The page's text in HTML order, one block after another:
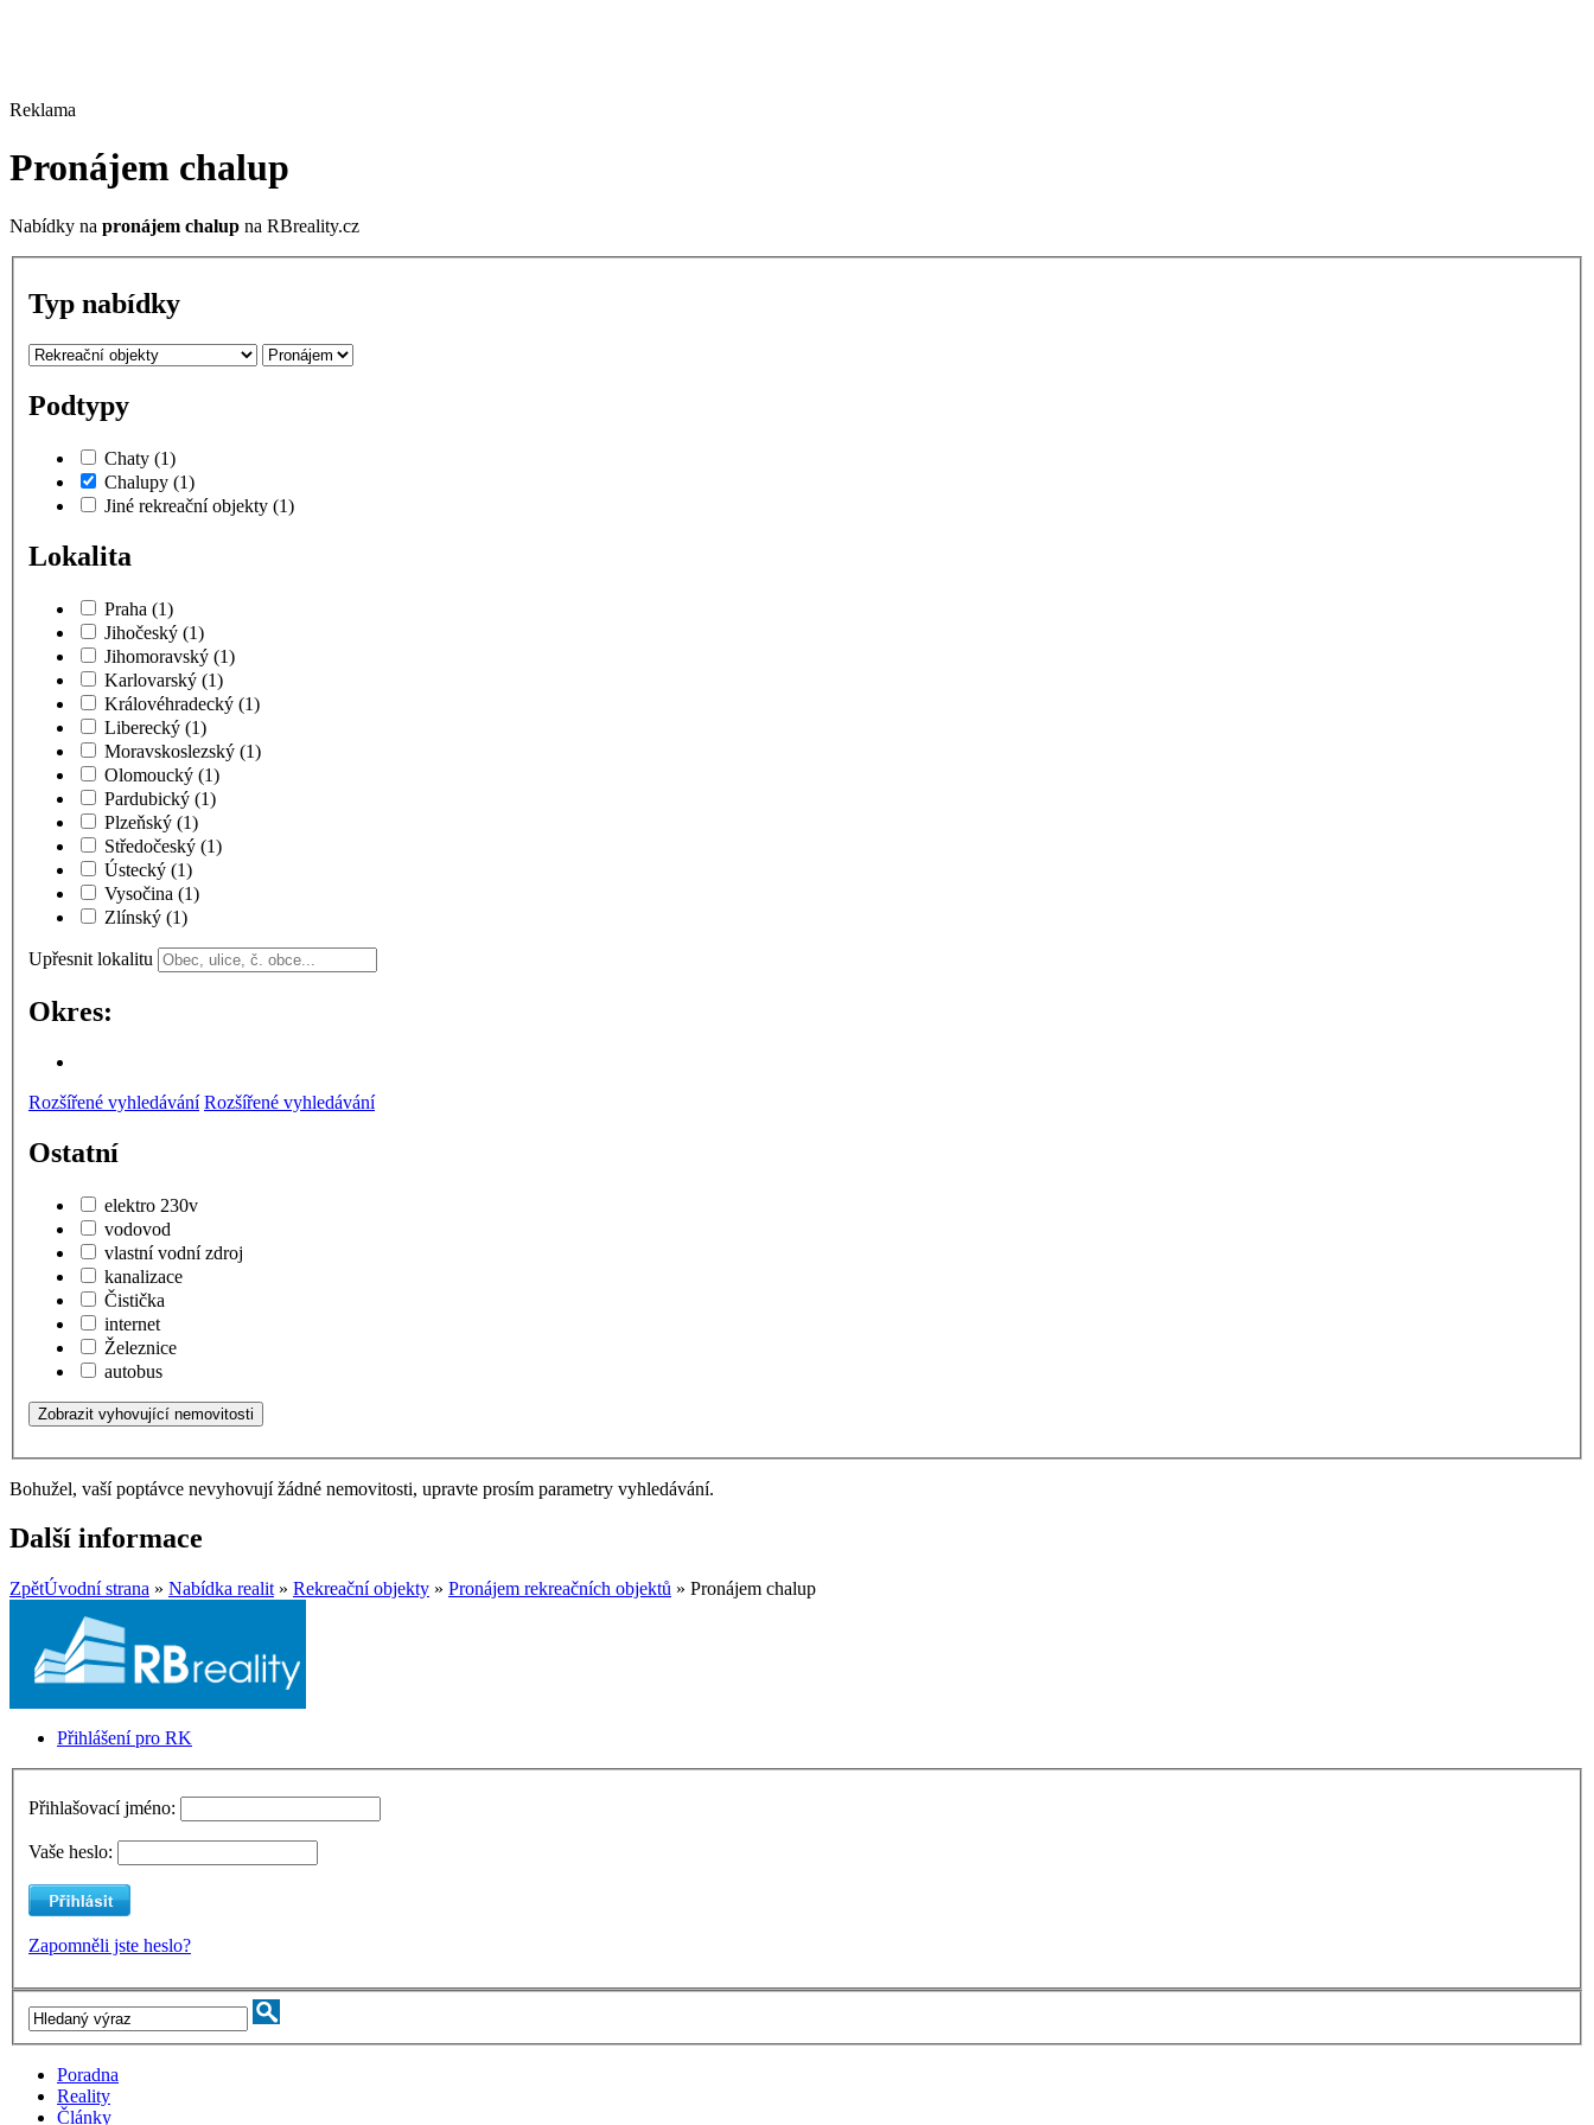
Reklama
Pronájem chalup
Nabídky na pronájem chalup na RBreality.cz
Typ nabídky
Podtypy
Chaty (1)
Chalupy (1)
Jiné rekreační objekty (1)
Lokalita
Praha (1)
Jihočeský (1)
Jihomoravský (1)
Karlovarský (1)
Královéhradecký (1)
Liberecký (1)
Moravskoslezský (1)
Olomoucký (1)
Pardubický (1)
Plzeňský (1)
Středočeský (1)
Ústecký (1)
Vysočina (1)
Zlínský (1)
Upřesnit lokalitu
Okres:
Rozšířené vyhledávání Rozšířené vyhledávání
Ostatní
elektro 230v
vodovod
vlastní vodní zdroj
kanalizace
Čistička
internet
Železnice
autobus
Bohužel, vaší poptávce nevyhovují žádné nemovitosti, upravte prosím parametry vyhledávání.
Další informace
ZpětÚvodní strana » Nabídka realit » Rekreační objekty » Pronájem rekreačních objektů » Pronájem chalup
Přihlášení pro RK
Přihlašovací jméno:
Vaše heslo:
Zapomněli jste heslo?
Poradna
Reality
Články